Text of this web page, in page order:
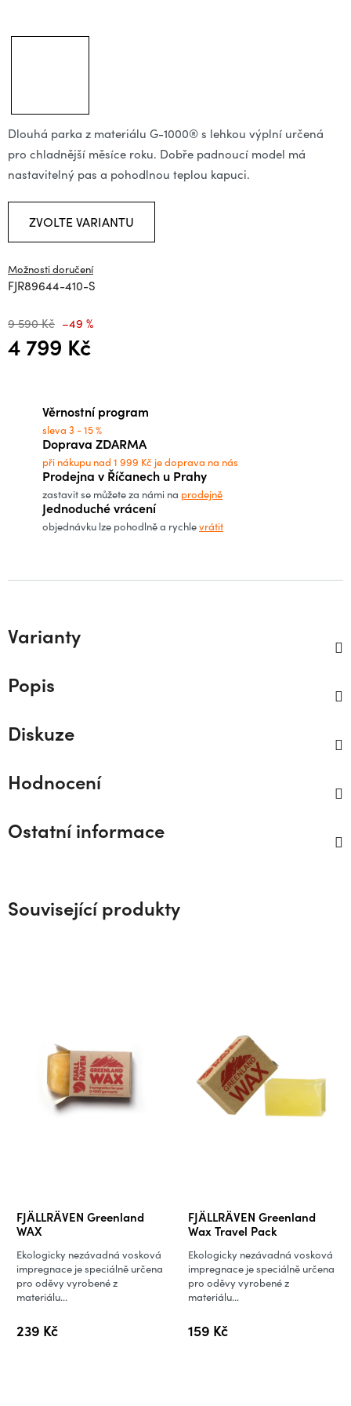
Dlouhá parka z materiálu G-1000® s lehkou výplní určená
pro chladnější měsíce roku. Dobře padnoucí model má
nastavitelný pas a pohodlnou teplou kapuci.
ZVOLTE VARIANTU
Možnosti doručení
FJR89644-410-S
9 590 Kč –49 %
4 799 Kč
Věrnostní program
sleva 3 - 15 %
Doprava ZDARMA
při nákupu nad 1 999 Kč je doprava na nás
Prodejna v Říčanech u Prahy
zastavit se můžete za námi na prodejně
Jednoduché vrácení
objednávku lze pohodlně a rychlevrátit
Varianty
Popis
Diskuze
Hodnocení
Ostatní informace
Související produkty
FJÄLLRÄVEN Greenland
WAX
239 Kč
Ekologicky nezávadná vosková
impregnace je speciálně určena
pro oděvy vyrobené z
materiálu...
FJÄLLRÄVEN Greenland
Wax Travel Pack
159 Kč
Ekologicky nezávadná vosková
impregnace je speciálně určena
pro oděvy vyrobené z
materiálu...